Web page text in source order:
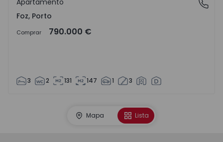
Foz, Porto
Apartamento
Foz, Porto
Comprar 790.000 €
3 2 131 147 1 3
Mapa Lista